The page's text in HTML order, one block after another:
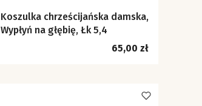
Koszulka chrześcijańska damska,
Wypłyń na głębię, Łk 5,4
Cena
65,00 zł